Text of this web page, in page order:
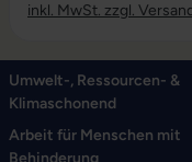
inkl. MwSt. zzgl.
Umwelt-, Ressourcen- &
Klimaschonend
Arbeit für Menschen mit